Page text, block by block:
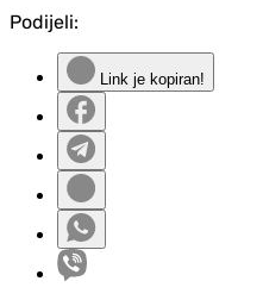
Podijeli:
Link je kopiran!